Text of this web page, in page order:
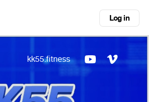
Log in
kk55.fitness